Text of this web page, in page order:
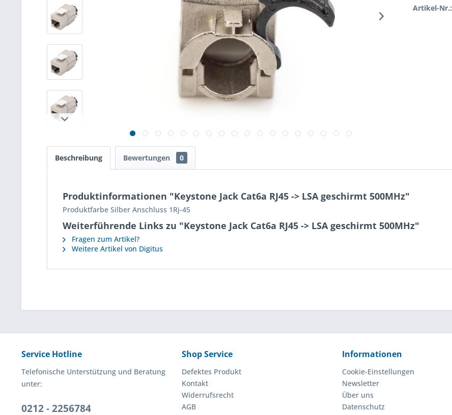
Artikel-Nr.:
Beschreibung Bewertungen 0
Produktinformationen "Keystone Jack Cat6a RJ45 -> LSA geschirmt 500MHz"
Produktfarbe Silber Anschluss 1Rj-45
Weiterführende Links zu "Keystone Jack Cat6a RJ45 -> LSA geschirmt 500MHz"
Fragen zum Artikel?
Weitere Artikel von Digitus
Service Hotline
Telefonische Unterstützung und Beratung
unter:
0212 - 2256784
Shop Service
Defektes Produkt
Kontakt
Widerrufsrecht
AGB
Informationen
Cookie-Einstellungen
Newsletter
Über uns
Datenschutz